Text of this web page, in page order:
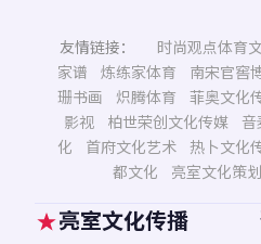
友情链接： 时尚观点体育
家谱
炼练家体育 南宋官窖
珊书画
炽腾体育 菲奥文化
影视
柏世荣创文化传媒
化
首府文化艺术 热卜文化
都文化
亮室文化策划
亮室文化传播